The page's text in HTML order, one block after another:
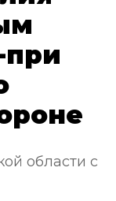
при
области с